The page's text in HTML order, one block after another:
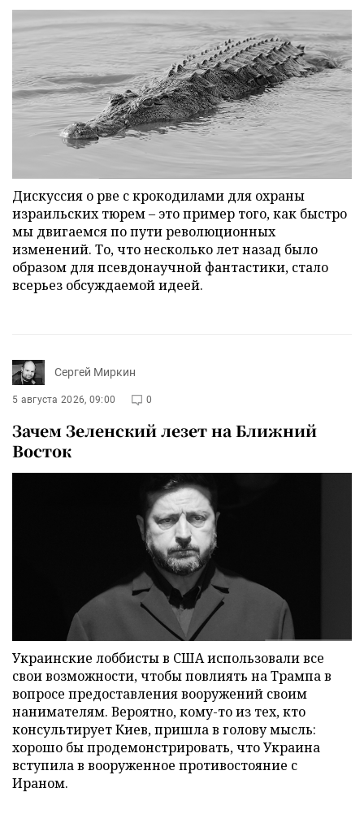
Дискуссия о рве с крокодилами для охраны
израильских тюрем – это пример того, как быстро
мы двигаемся по пути революционных
изменений. То, что несколько лет назад было
образом для псевдонаучной фантастики, стало
всерьез обсуждаемой идеей.
Сергей Миркин
5 августа 2026, 09:00 0
Зачем Зеленский лезет на Ближний
Восток
Украинские лоббисты в США использовали все
свои возможности, чтобы повлиять на Трампа в
вопросе предоставления вооружений своим
нанимателям. Вероятно, кому-то из тех, кто
консультирует Киев, пришла в голову мысль:
хорошо бы продемонстрировать, что Украина
вступила в вооруженное противостояние с
Ираном.